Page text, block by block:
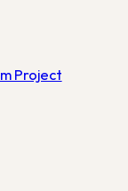
Project